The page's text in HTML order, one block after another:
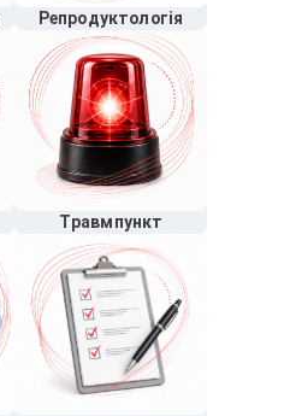
Репродуктологія
Травмпункт